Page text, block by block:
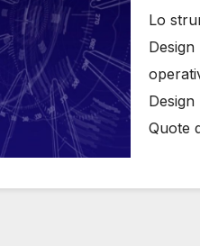
Lo
Quote